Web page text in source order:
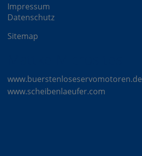
Impressum
Datenschutz
Sitemap
www.buerstenloseservomotoren.de
www.scheibenlaeufer.com